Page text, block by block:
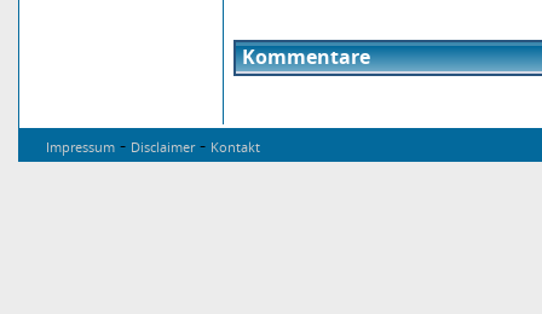
Kommentare
Impressum - Disclaimer- Kontakt